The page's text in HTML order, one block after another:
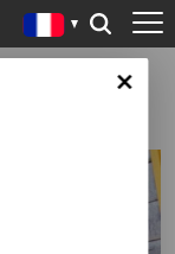
SCENE